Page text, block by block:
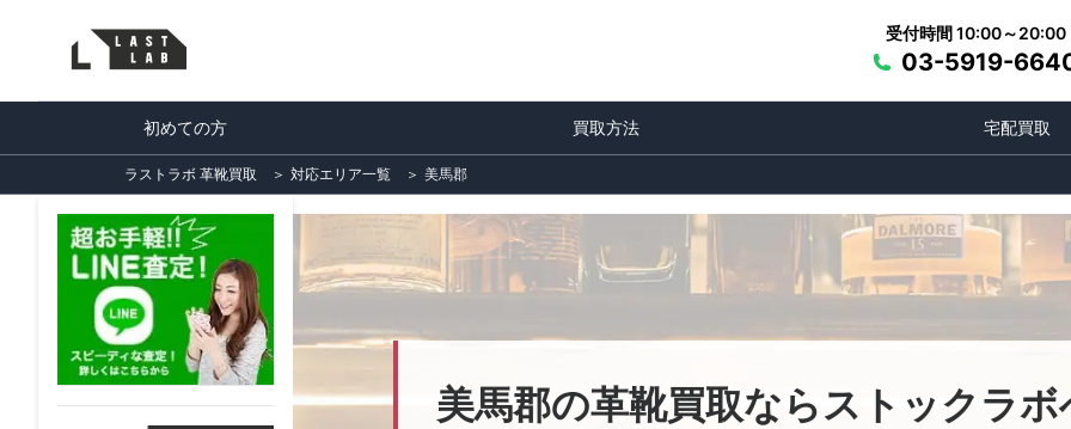
受付時間 10:00～20:00
03-5919-
初めての方 買取方法 宅配買取
ラストラボ 革靴買取 ＞ 対応エリア一覧 ＞ 美馬郡
美馬郡の革靴買取ならストックラボ